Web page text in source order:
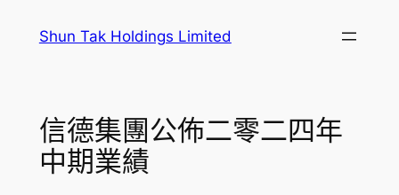
Shun Tak Holdings Limited
信德集團公佈二零二四年
中期業績